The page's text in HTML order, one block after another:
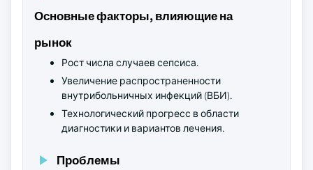
Основные факторы, влияющие на
рынок
Рост числа случаев сепсиса.
Увеличение распространенности
внутрибольничных инфекций (ВБИ).
Технологический прогресс в области
диагностики и вариантов лечения.
Проблемы